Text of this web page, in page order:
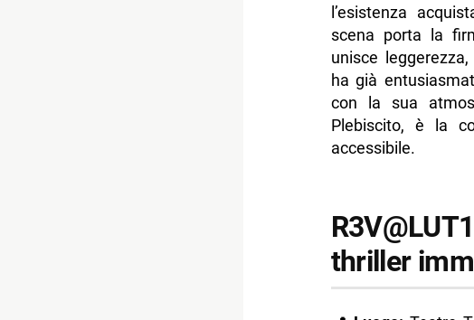
l’esistenza
scena porta la
unisce
ha già
con la sua
Plebiscito, è la
accessibile.
thriller